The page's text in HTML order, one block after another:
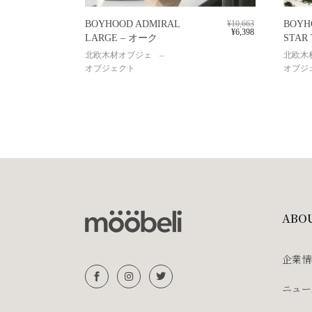
BOYHOOD ADMIRAL
LARGE – オーク
北欧木材オブジェ
オブジェクト
¥10,663
¥6,398
STAR
北欧木
オブジ
企業
ニュ